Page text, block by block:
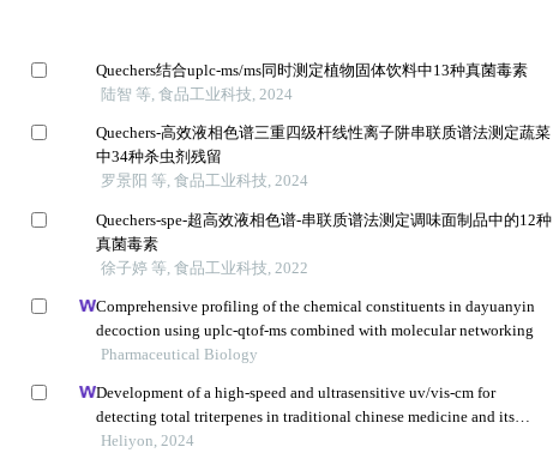
Quechers结合uplc-ms/ms同时测定植物固体饮料中13种真菌毒素
陆智 等, 食品工业科技, 2024
Quechers-高效液相色谱三重四级杆线性离子阱串联质谱法测定蔬菜
中34种杀虫剂残留
罗景阳 等, 食品工业科技, 2024
Quechers-spe-超高效液相色谱-串联质谱法测定调味面制品中的12种
真菌毒素
徐子婷 等, 食品工业科技, 2022
Comprehensive profiling of the chemical constituents in dayuanyin
decoction using uplc-qtof-ms combined with molecular networking
Pharmaceutical Biology
Development of a high-speed and ultrasensitive uv/vis-cm for
detecting total triterpenes in traditional chinese medicine and its
application
Heliyon, 2024